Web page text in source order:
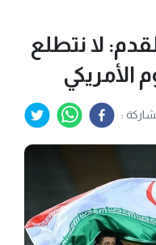
لا نتطلع
الأمريكي
: